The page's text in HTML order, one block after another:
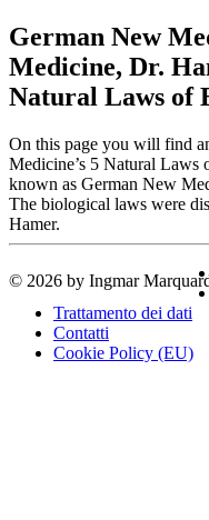
German New
Medicine, Dr.
Natural Laws of
On this page you will find
Medicine’s 5 Natural
known as German New
The biological laws were
Hamer.
© 2026 by Ingmar
Trattamento dei dati
Contatti
Cookie Policy (EU)